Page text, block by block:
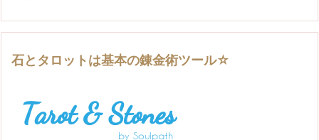
石とタロットは基本の錬金術ツール☆